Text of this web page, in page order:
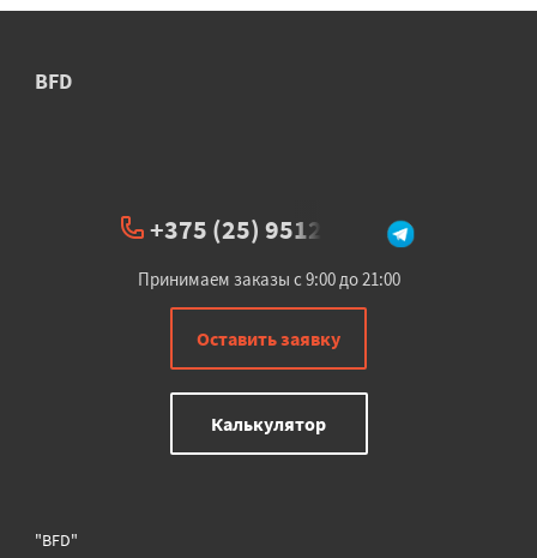
BFD
+375 (25) 951234
Принимаем заказы с 9:00 до 21:00
Оставить заявку
Калькулятор
"BFD"